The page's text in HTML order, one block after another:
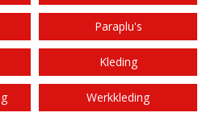
Paraplu's
Kleding
Werkkleding